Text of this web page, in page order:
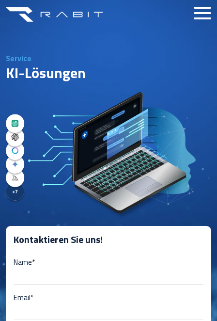
Service
KI-Lösungen
Kontaktieren Sie uns!
Name*
Email*